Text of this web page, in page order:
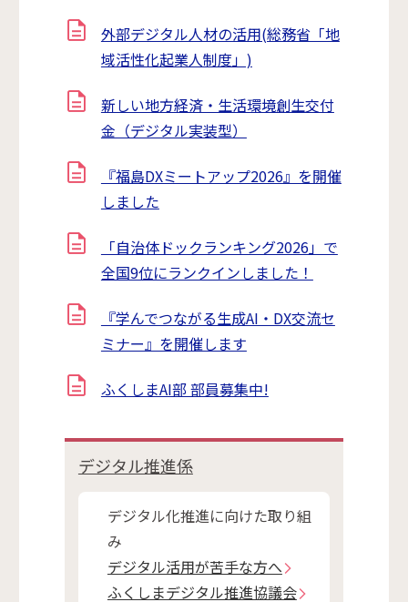
外部デジタル人材の活用(総務省「地
域活性化起業人制度」)
新しい地方経済・生活環境創生交付
金（デジタル実装型）
『福島DXミートアップ2026』を開催
しました
「自治体ドックランキング2026」で
全国9位にランクインしました！
『学んでつながる生成AI・DX交流セ
ミナー』を開催します
ふくしまAI部 部員募集中!
デジタル推進係
デジタル化推進に向けた取り組
み
デジタル活用が苦手な方へ
ふくしまデジタル推進協議会